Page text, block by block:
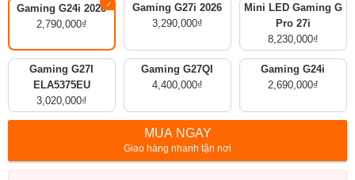
Gaming G24i 2026
2,790,000₫
Gaming G27i 2026
3,290,000₫
Mini LED Gaming G
Pro 27i
8,230,000₫
Gaming G27I
ELA5375EU
3,020,000₫
Gaming G27QI
4,400,000₫
Gaming G24i
2,690,000₫
MUA NGAY
Giao hàng nhanh tận nơi